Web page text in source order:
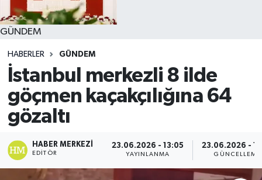
GÜNDEM
HABERLER GÜNDEM
İstanbul merkezli 8 ilde
göçmen kaçakçılığına 64
gözaltı
HABER MERKEZI
EDITÖR
23.06.2026 - 13:05
YAYINLANMA
23.06.2026 -
GÜNCELLEME
SPOR
MAGAZİN
YAŞAM
Süper Lig Puan Durumu ve Fikstür
Tüm Manşetler
Son Dakika Haberleri
Haber Arşivi